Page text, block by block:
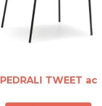
PEDRALI TWEET ac